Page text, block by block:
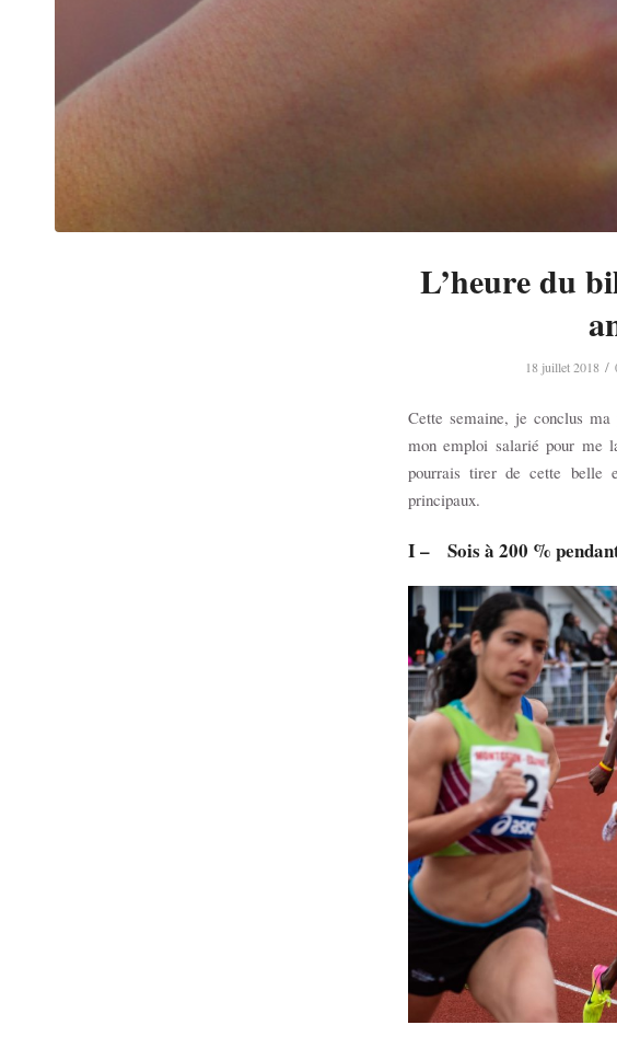
L’heure du
18 juillet 2018 /
Cette semaine, je conclus
mon emploi salarié pour me
pourrais tirer de cette belle
principaux.
I – Sois à 200 %